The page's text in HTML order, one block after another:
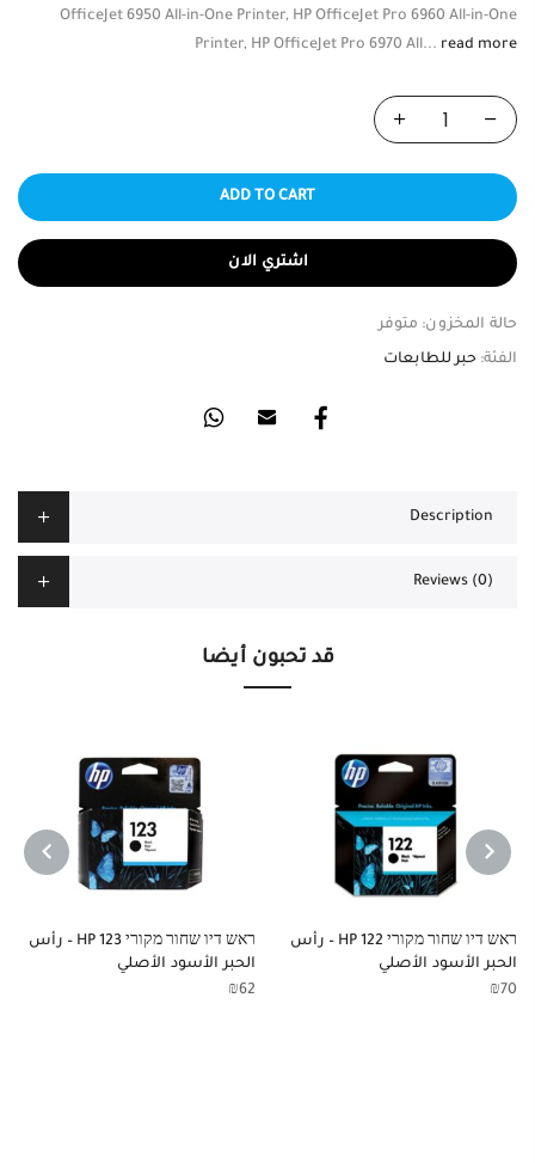
OfficeJet 6950 All-in-One Printer, HP OfficeJet Pro 6960 All-in-One
Printer, HP OfficeJet Pro 6970 All... read more
ADD TO CART
اشتري الان
حالة المخزون: متوفر
الفئة: حبر للطابعات
Description
Reviews (0)
قد تحبون أيضا
PREVIOUS
ראש דיו שחור מקורי HP 122 – رأس
الحبر الأسود الأصلي
₪70
ראש דיו שחור מקורי HP 123 – رأس
الحبر الأسود الأصلي
₪62